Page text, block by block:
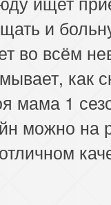
и
во всём
как
мама 1
можно на